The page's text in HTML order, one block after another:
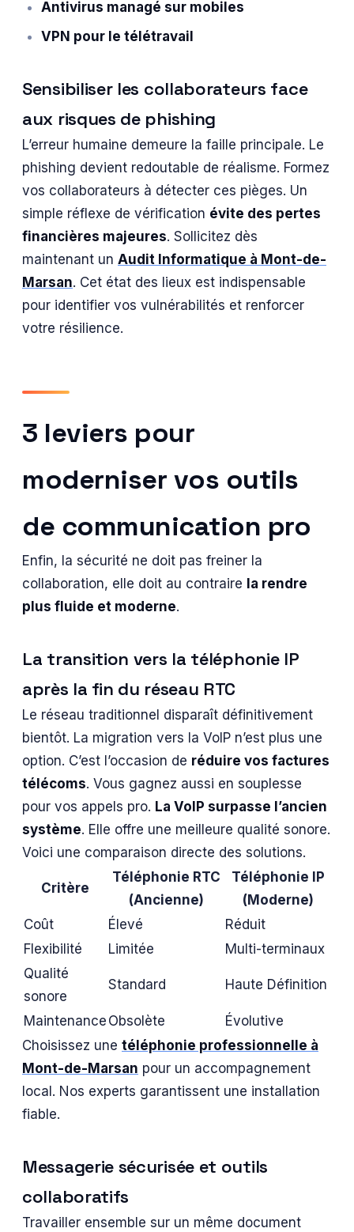
Antivirus managé sur mobiles
VPN pour le télétravail
Sensibiliser les collaborateurs face
aux risques de phishing
L’erreur humaine demeure la faille principale. Le
phishing devient redoutable de réalisme. Formez
vos collaborateurs à détecter ces pièges. Un
simple réflexe de vérification évite des pertes
financières majeures. Sollicitez dès
maintenant un Audit Informatique à Mont-de-
Marsan. Cet état des lieux est indispensable
pour identifier vos vulnérabilités et renforcer
votre résilience.
3 leviers pour
moderniser vos outils
de communication pro
Enfin, la sécurité ne doit pas freiner la
collaboration, elle doit au contraire la rendre
plus fluide et moderne.
La transition vers la téléphonie IP
après la fin du réseau RTC
Le réseau traditionnel disparaît définitivement
bientôt. La migration vers la VoIP n’est plus une
option. C’est l’occasion de réduire vos factures
télécoms. Vous gagnez aussi en souplesse
pour vos appels pro. La VoIP surpasse l’ancien
système. Elle offre une meilleure qualité sonore.
Voici une comparaison directe des solutions.
Critère
Téléphonie RTC
(Ancienne)
Téléphonie IP
(Moderne)
Coût
Élevé
Réduit
Flexibilité
Limitée
Multi-terminaux
Qualité
sonore
Standard Haute Définition
Maintenance Obsolète
Évolutive
Choisissez une téléphonie professionnelle à
Mont-de-Marsan pour un accompagnement
local. Nos experts garantissent une installation
fiable.
Messagerie sécurisée et outils
collaboratifs
Travailler ensemble sur un même document